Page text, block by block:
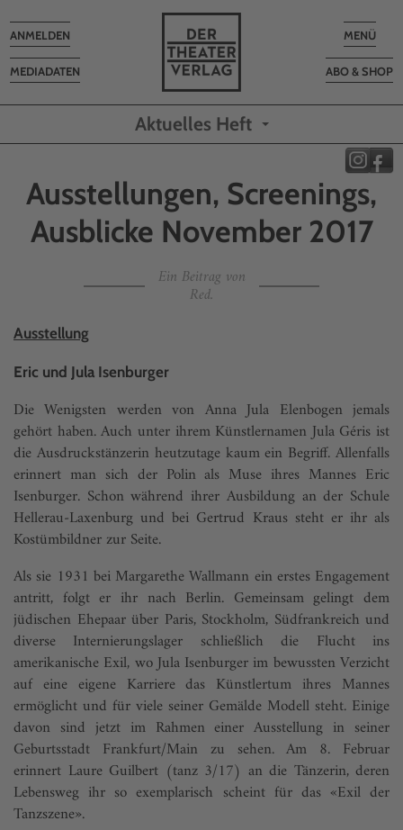
Toggle
MENÜ
ABO & SHOP
MEDIADATEN
Toggle
navigation
ANMELDEN
Aktuelles Heft
Ausstellungen, Screenings,
Ausblicke November 2017
Ein Beitrag von
Red.
Ausstellung
Eric und Jula Isenburger
Die Wenigsten werden von Anna Jula Elenbogen jemals
gehört haben. Auch ­unter ihrem Künstlernamen Jula Géris ist
die Ausdruckstänzerin heutzutage kaum ein Begriff. Allenfalls
erinnert man sich der Polin als Muse ihres Mannes Eric
Isenburger. Schon während ihrer Ausbildung an der Schule
Hellerau-Laxenburg und bei Gertrud Kraus steht er ihr als
Kostümbildner zur Seite.
Als sie 1931 bei Margarethe Wallmann ein erstes Engagement
antritt, folgt er ihr nach Berlin. Gemeinsam gelingt dem
jüdischen Ehepaar über Paris, Stockholm, Südfrankreich und
diverse Internierungslager schließlich die Flucht ins
amerikanische Exil, wo Jula Isenburger im bewussten Verzicht
auf eine eigene Karriere das Künstlertum ihres Mannes
ermöglicht und für viele seiner Gemälde Modell steht. Einige
davon sind jetzt im Rahmen einer Ausstellung in seiner
Geburtsstadt Frankfurt/Main zu sehen. Am 8. Februar
erinnert Laure Guilbert (tanz 3/17) an die Tänzerin, deren
Lebensweg ihr so exemplarisch scheint für das «Exil der
Tanzszene».